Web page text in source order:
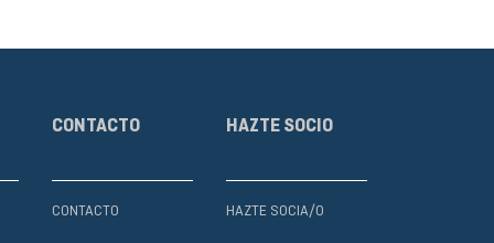
CONTACTO
CONTACTO
HAZTE SOCIO
HAZTE SOCIA/O